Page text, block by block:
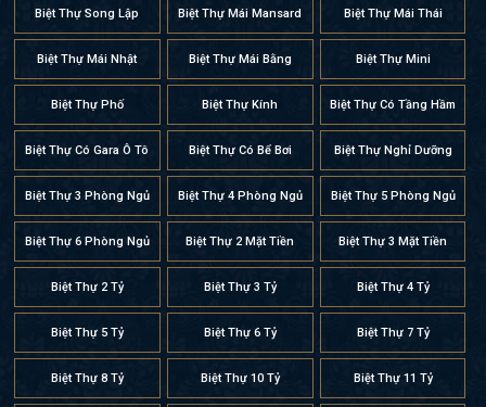
Biệt Thự Song Lập Biệt Thự Mái Mansard Biệt Thự Mái Thái
Biệt Thự Mái Nhật Biệt Thự Mái Bằng Biệt Thự Mini
Biệt Thự Phố Biệt Thự Kính Biệt Thự Có Tầng Hầm
Biệt Thự Có Gara Ô Tô Biệt Thự Có Bể Bơi Biệt Thự Nghỉ Dưỡng
Biệt Thự 3 Phòng Ngủ Biệt Thự 4 Phòng Ngủ Biệt Thự 5 Phòng Ngủ
Biệt Thự 6 Phòng Ngủ Biệt Thự 2 Mặt Tiền Biệt Thự 3 Mặt Tiền
Biệt Thự 2 Tỷ Biệt Thự 3 Tỷ Biệt Thự 4 Tỷ
Biệt Thự 5 Tỷ Biệt Thự 6 Tỷ Biệt Thự 7 Tỷ
Biệt Thự 8 Tỷ Biệt Thự 10 Tỷ Biệt Thự 11 Tỷ